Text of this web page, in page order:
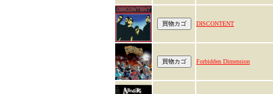
DISCONTENT
Forbidden Dimension